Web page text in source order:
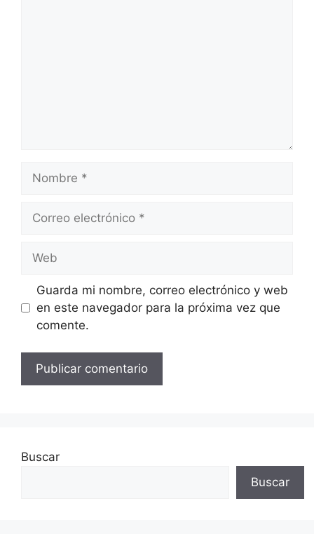
Nombre
Correo
Web
Guarda mi nombre, correo electrónico y web
en este navegador para la próxima vez que
comente.
Buscar
Buscar